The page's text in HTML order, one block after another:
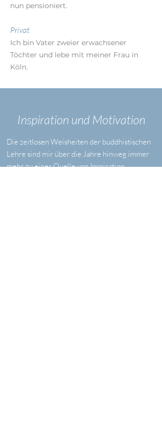
nun pensioniert.
Privat
Ich bin Vater zweier erwachsener
Töchter und lebe mit meiner Frau in
Köln.
Inspiration und Motivation
Die zeitlosen Weisheiten der buddhistischen
Lehre sind mir über die Jahre hinweg immer
mehr zu einer Quelle von Inspiration,